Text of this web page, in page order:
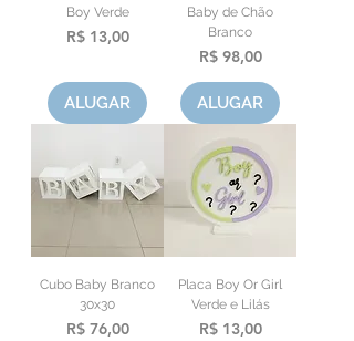
Boy Verde
Preço
R$ 13,00
ALUGAR
Baby de Chão
Branco
Preço
R$ 98,00
ALUGAR
Cubo Baby Branco
30x30
Preço
R$ 76,00
Placa Boy Or Girl
Verde e Lilás
Preço
R$ 13,00